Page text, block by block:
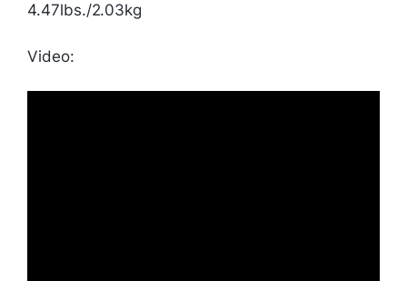
4.47lbs./2.03kg
Video: